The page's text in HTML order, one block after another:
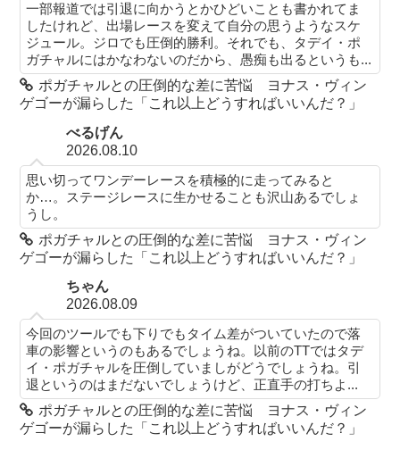
一部報道では引退に向かうとかひどいことも書かれてま
したけれど、出場レースを変えて自分の思うようなスケ
ジュール。ジロでも圧倒的勝利。それでも、タデイ・ポ
ガチャルにはかなわないのだから、愚痴も出るというも...
ポガチャルとの圧倒的な差に苦悩 ヨナス・ヴィン
ゲゴーが漏らした「これ以上どうすればいいんだ？」
べるげん
2026.08.10
思い切ってワンデーレースを積極的に走ってみると
か…。ステージレースに生かせることも沢山あるでしょ
うし。
ポガチャルとの圧倒的な差に苦悩 ヨナス・ヴィン
ゲゴーが漏らした「これ以上どうすればいいんだ？」
ちゃん
2026.08.09
今回のツールでも下りでもタイム差がついていたので落
車の影響というのもあるでしょうね。以前のTTではタデ
イ・ポガチャルを圧倒していましがどうでしょうね。引
退というのはまだないでしょうけど、正直手の打ちよ...
ポガチャルとの圧倒的な差に苦悩 ヨナス・ヴィン
ゲゴーが漏らした「これ以上どうすればいいんだ？」